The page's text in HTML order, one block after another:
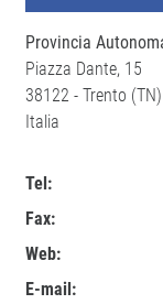
Provincia
Piazza Dante, 15
38122 - Trento (TN)
Italia
Tel:
Fax:
Web:
E-mail: